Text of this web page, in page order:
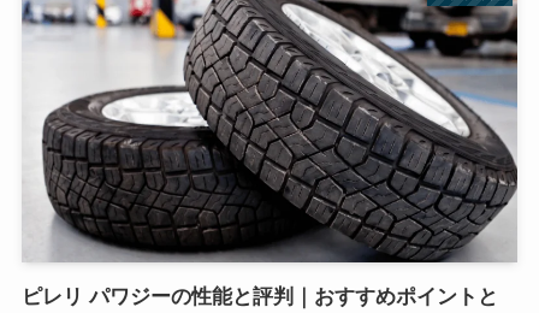
ピレリ パワジーの性能と評判｜おすすめポイントと